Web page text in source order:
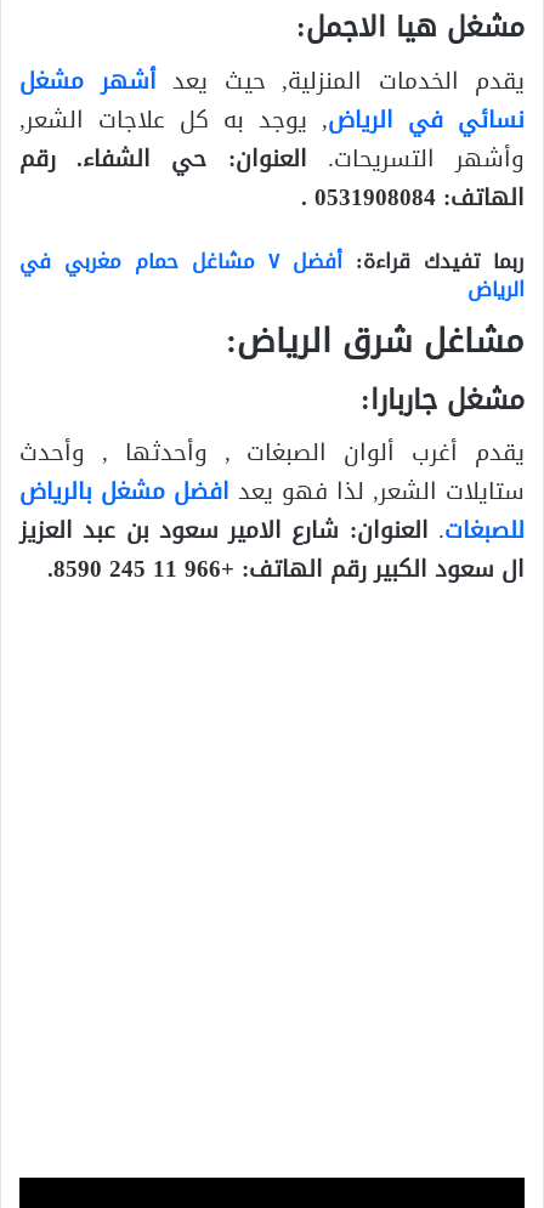
مشغل هيا الاجمل:
يقدم الخدمات المنزلية, حيث يعدأشهر مشغل
نسائي في الرياض, يوجد به كل علاجات الشعر,
وأشهر التسريحات. العنوان: حي الشفاء. رقم
الهاتف: 0531908084 .
ربما تفيدك قراءة: أفضل ٧ مشاغل حمام مغربي في
الرياض
مشاغل شرق الرياض:
مشغل جاربارا:
يقدم أغرب ألوان الصبغات , وأحدثها , وأحدث
ستايلات الشعر, لذا فهو يعد افضل مشغل بالرياض
للصبغات. العنوان: شارع الامير سعود بن عبد العزيز
ال سعود الكبير رقم الهاتف: +966 11 245 8590.